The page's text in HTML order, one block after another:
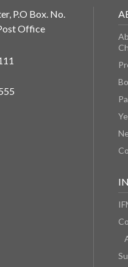
P.O Box. No.
Office